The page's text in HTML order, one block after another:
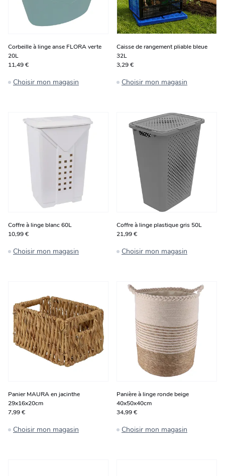
Corbeille à linge anse FLORA verte
20L
11,49 €
Choisir mon magasin
Caisse de rangement pliable bleue
32L
3,29 €
Choisir mon magasin
Coffre à linge blanc 60L
10,99 €
Choisir mon magasin
Coffre à linge plastique gris 50L
21,99 €
Choisir mon magasin
Panier MAURA en jacinthe
29x16x20cm
7,99 €
Choisir mon magasin
Panière à linge ronde beige
40x50x40cm
34,99 €
Choisir mon magasin